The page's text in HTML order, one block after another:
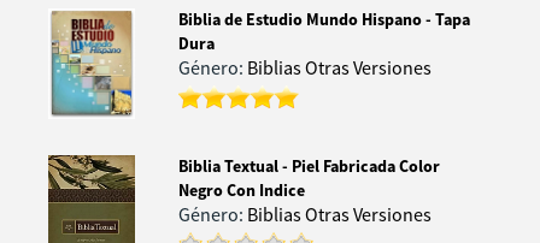
Biblia de Estudio Mundo Hispano - Tapa
Dura
Género: Biblias Otras Versiones
Biblia Textual - Piel Fabricada Color
Negro Con Indice
Género: Biblias Otras Versiones